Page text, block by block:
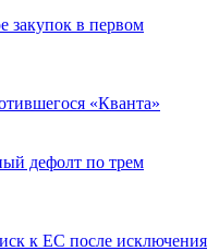
закупок в первом
«Кванта»
дефолт по трем
к ЕС после исключения